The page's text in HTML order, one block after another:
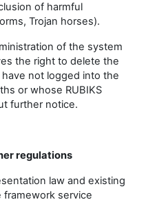
of harmful
Trojan horses).
of the system
the right to delete the
not logged into the
or whose RUBIKS
further notice.
regulations
law and existing
framework service